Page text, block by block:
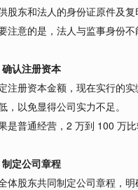
股东和法人的身份证原件及
注意的是，法人与监事身份
确认注册资本
注册资本金额，现在实行的
，以免显得公司实力不足。
是普通经营，2 万到 100 万
制定公司章程
体股东共同制定公司章程，